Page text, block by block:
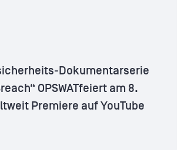
Dokumentarserie
OPSWATfeiert am 8.
Premiere auf YouTube